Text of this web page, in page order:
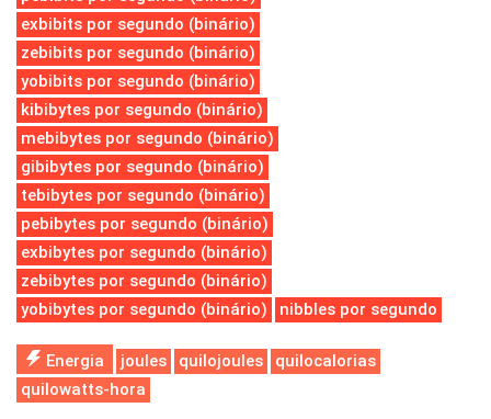
exbibits por segundo (binário)
zebibits por segundo (binário)
yobibits por segundo (binário)
kibibytes por segundo (binário)
mebibytes por segundo (binário)
gibibytes por segundo (binário)
tebibytes por segundo (binário)
pebibytes por segundo (binário)
exbibytes por segundo (binário)
zebibytes por segundo (binário)
yobibytes por segundo (binário)
nibbles por segundo
Energia joules quilojoules
quilocalorias
quilowatts-hora